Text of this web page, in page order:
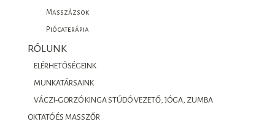
Masszázsok
Piócaterápia
RÓLUNK
ELÉRHETŐSÉGEINK
MUNKATÁRSAINK
VÁCZI-GORZÓ KINGA STÚDÓ VEZETŐ, JÓGA, ZUMBA
OKTATÓ ÉS MASSZŐR